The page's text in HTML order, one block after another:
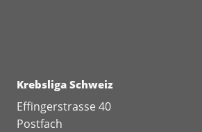
Krebsliga Schweiz
Effingerstrasse 40
Postfach